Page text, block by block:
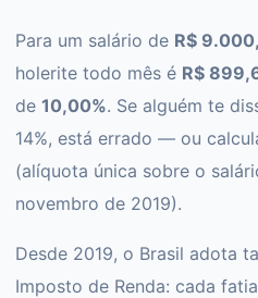
Para um salário de R$
holerite todo mês é R$
de 10,00%. Se alguém te
14%, está errado — ou
(alíquota única sobre o
novembro de 2019).
Desde 2019, o Brasil adota
Imposto de Renda: cada